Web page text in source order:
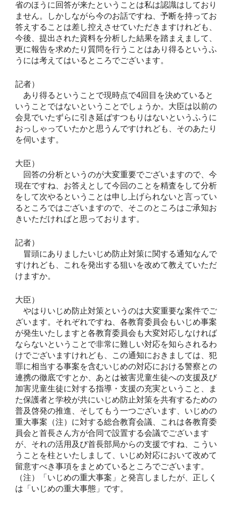
省のほうに回答が来たということは私は認識はしており
ません。しかしながら今のお話ですね、予断を持ってお
答えすることは差し控えさせていただきますけれども、
今後、提出された資料を分析した結果を踏まえまして、
更に報告を求めたり質問を行うことはあり得るというふ
うには考えてはいるところでございます。
記者）
あり得るということで現時点で4回目を決めていると
いうことではないということでしょうか。大臣は以前の
会見でいたずらに引き延ばすつもりはないというふうに
おっしゃっていたかと思うんですけれども、そのあたり
を伺います。
大臣）
回答の分析というのが大変重要でございますので、今
現在ですね、お答えとして今回のことを精査をして分析
をして次やるということは申し上げられないと言ってい
るところではございますので、そこのところはご承知お
きいただければと思っております。
記者）
冒頭にありましたいじめ防止対策に関する通知なんで
すけれども、これを発出する狙いを改めて教えていただ
けますか。
大臣）
やはりいじめ防止対策というのは大変重要な案件でご
ざいます。それぞれですね、各教育委員会もいじめ事案
が発生いたしますと各教育委員会も大変対応しなければ
ならないということで非常に難しい対応を知らされるわ
けでございますけれども、この通知におきましては、犯
罪に相当する事案を含むいじめの対応における警察との
連携の徹底ですとか、あとは被害児童生徒への支援及び
加害児童生徒に対する指導・支援の充実ということ、ま
た保護者と学校が共にいじめ防止対策を共有するための
普及啓発の推進、そしてもう一つございます、いじめの
重大事案（注）に対する総合教育会議、これは各教育委
員会と首長さん方が合同で設置する会議でございます
が、それの活用及び首長部局からの支援ですね、こうい
うことを柱といたしまして、いじめ対応において改めて
留意すべき事項をまとめているところでございます。
（注）「いじめの重大事案」と発言しましたが、正しく
は「いじめの重大事態」です。